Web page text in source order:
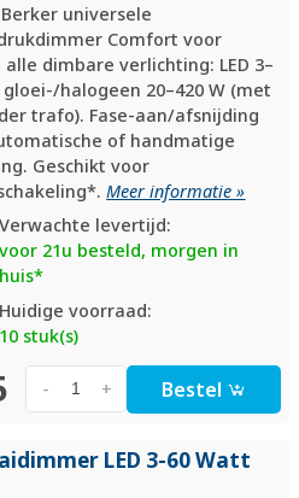
universele
Comfort voor
dimbare verlichting: LED 3–
gloei-/halogeen 20–420 W (met
trafo). Fase-aan/afsnijding
of handmatige
Geschikt voor
Meer informatie »
Verwachte levertijd:
voor 21u besteld, morgen in
huis*
Huidige voorraad:
10 stuk(s)
+
- Bestel
LED 3-60 Watt